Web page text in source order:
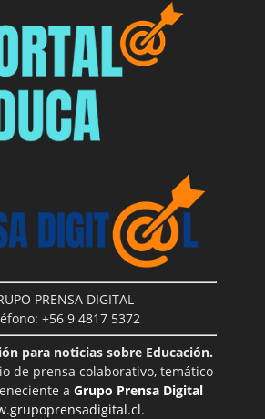
PRENSA DIGITAL
+56 9 4817 5372
para noticias sobre Educación.
de prensa colaborativo, temático
a Grupo Prensa Digital
.